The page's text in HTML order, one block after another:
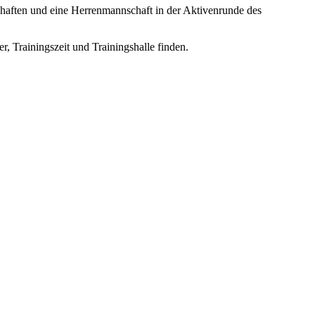
und eine Herrenmannschaft in der Aktivenrunde des
Trainingszeit und Trainingshalle finden.